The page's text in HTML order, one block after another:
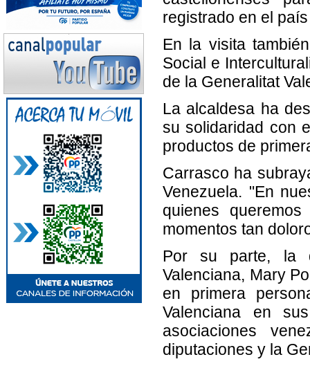
registrado en el
En la visita
Social e
de la Generalitat
La alcaldesa ha
su solidaridad con
productos de
Carrasco ha
Venezuela. "En
quienes
momentos tan
Por su parte, la
Valenciana, Mary
en primera
Valenciana en
asociaciones
diputaciones y la